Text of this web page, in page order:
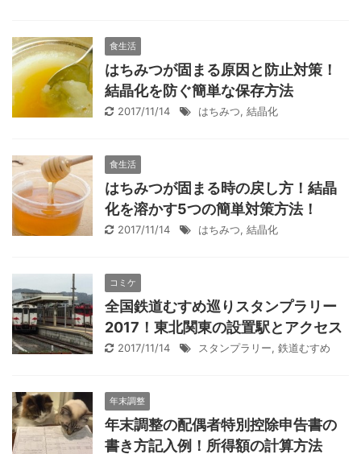
食生活
はちみつが固まる原因と防止対策！
結晶化を防ぐ簡単な保存方法
2017/11/14 はちみつ, 結晶化
食生活
はちみつが固まる時の戻し方！結晶
化を溶かす5つの簡単対策方法！
2017/11/14 はちみつ, 結晶化
コミケ
全国鉄道むすめ巡りスタンプラリー
2017！東北関東の設置駅とアクセス
2017/11/14 スタンプラリー, 鉄道むすめ
年末調整
年末調整の配偶者特別控除申告書の
書き方記入例！所得額の計算方法